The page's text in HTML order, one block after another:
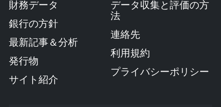
財務データ
銀行の方針
最新記事＆分析
発行物
サイト紹介
データ収集と評価の方
法
連絡先
利用規約
プライバシーポリシー